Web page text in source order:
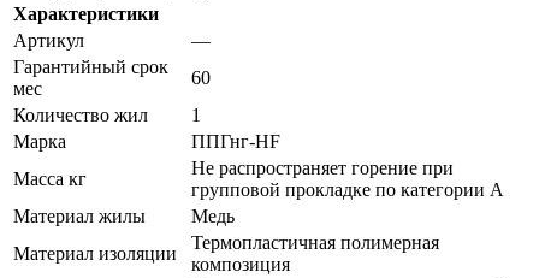
Характеристики
Артикул
—
Гарантийный срок
мес
60
Количество жил
1
Марка
ППГнг-HF
Масса кг
Не распространяет горение при
групповой прокладке по категории А
Материал жилы
Медь
Материал изоляции
Термопластичная полимерная
композиция